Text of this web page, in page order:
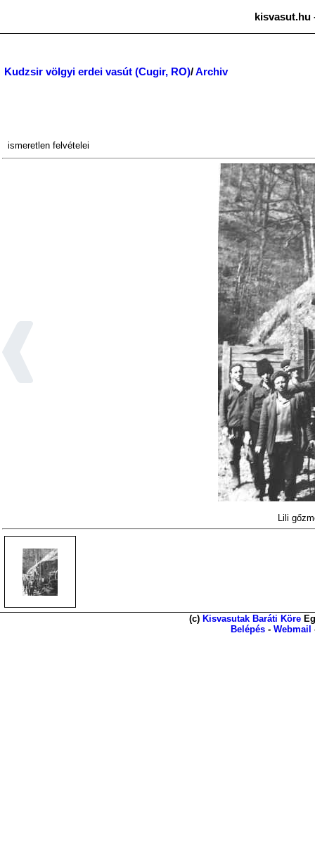
kisvasut.hu
Kudzsir völgyi erdei vasút (Cugir, RO)/Archiv
ismeretlen felvételei
Lili
(c) Kisvasutak Baráti Köre
Belépés - Webmail